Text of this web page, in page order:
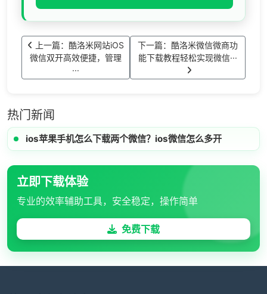
上一篇：酷洛米网站iOS
微信双开高效便捷，管理
···
下一篇：酷洛米微信微商功
能下载教程轻松实现微信···
热门新闻
ios苹果手机怎么下载两个微信？ios微信怎么多开
立即下载体验
专业的效率辅助工具，安全稳定，操作简单
免费下载